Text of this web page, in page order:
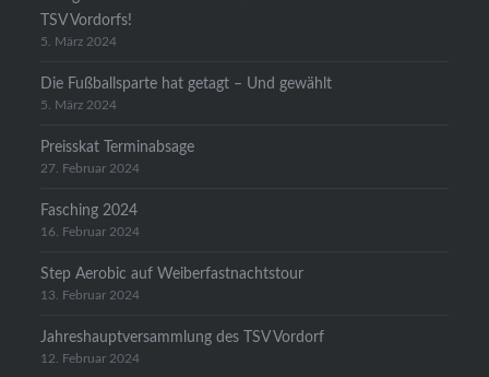
TSV Vordorfs!
5. März 2024
Die Fußballsparte hat getagt – Und gewählt
5. März 2024
Preisskat Terminabsage
27. Februar 2024
Fasching 2024
16. Februar 2024
Step Aerobic auf Weiberfastnachtstour
13. Februar 2024
Jahreshauptversammlung des TSV Vordorf
12. Februar 2024